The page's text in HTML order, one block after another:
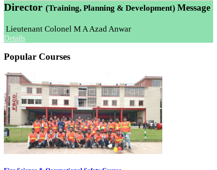
Director (Training, Planning & Development) Message
Lieutenant Colonel M A Azad Anwar
Details
Popular Courses